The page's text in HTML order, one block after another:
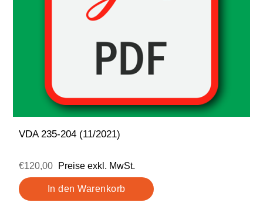
VDA 235-204 (11/2021)
€120,00 Preise exkl. MwSt.